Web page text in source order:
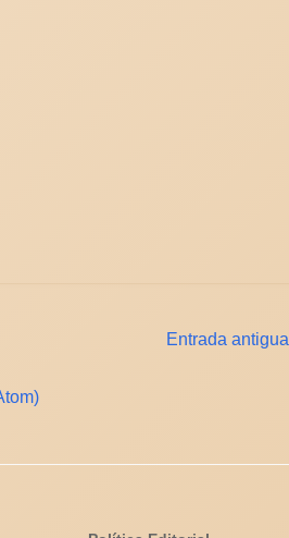
Entrada antigua